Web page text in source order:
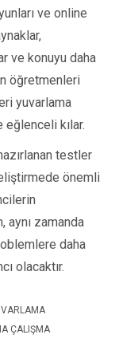
ve online
ve konuyu daha
öğretmenleri
yuvarlama
kılar.
testler
önemli
aynı zamanda
daha
olacaktır.
ÇALIŞMA